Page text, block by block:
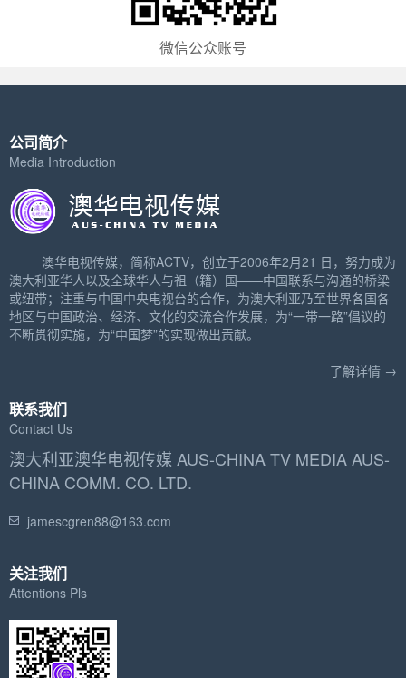
微信公众账号
公司简介
Media Introduction
澳华电视传媒，简称ACTV，创立于2006年2月21 日，努力成为
澳大利亚华人以及全球华人与祖（籍）国——中国联系与沟通的桥梁
或纽带；注重与中国中央电视台的合作，为澳大利亚乃至世界各国各
地区与中国政治、经济、文化的交流合作发展，为“一带一路”倡议的
不断贯彻实施，为“中国梦”的实现做出贡献。
了解详情 →
联系我们
Contact Us
澳大利亚澳华电视传媒 AUS-CHINA TV MEDIA AUS-
CHINA COMM. CO. LTD.
jamescgren88@163.com
关注我们
Attentions Pls